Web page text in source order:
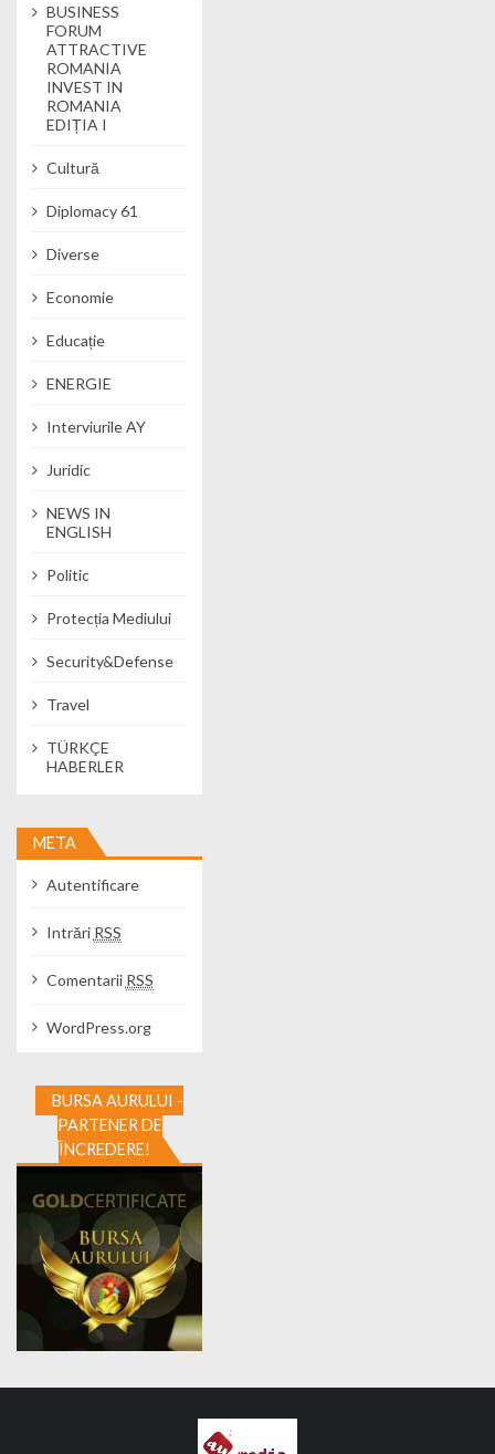
BUSINESS
FORUM
ATTRACTIVE
ROMANIA
INVEST IN
ROMANIA
EDIȚIA I
Cultură
Diplomacy 61
Diverse
Economie
Educație
ENERGIE
Interviurile AY
Juridic
NEWS IN
ENGLISH
Politic
Protecția Mediului
Security&Defense
Travel
TÜRKÇE
HABERLER
META
Autentificare
Intrări RSS
Comentarii RSS
WordPress.org
BURSA AURULUI -
PARTENER DE
ÎNCREDERE!